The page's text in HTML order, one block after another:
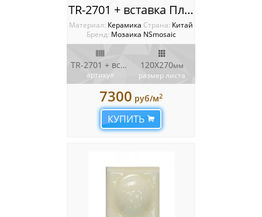
TR-2701 + вставка Плитка NSmosaic
Материал: Керамика Cтрана: Китай
Бренд: Мозаика NSmosaic
TR-2701 + вставка
артикул
120X270мм
размер листа
7300 руб/м2
КУПИТЬ